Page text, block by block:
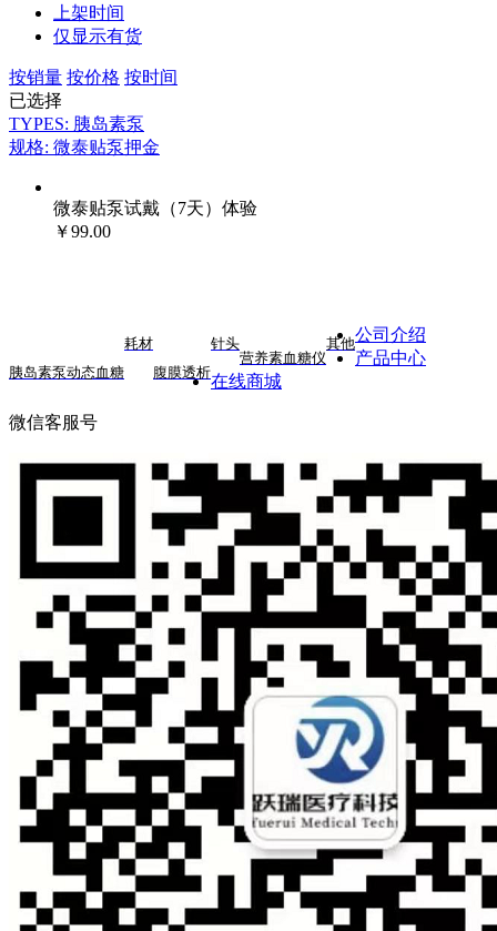
上架时间
仅显示有货
按销量 按价格 按时间
已选择
TYPES: 胰岛素泵
规格: 微泰贴泵押金
微泰贴泵试戴（7天）体验
￥99.00
胰岛素泵动态血糖
耗材
腹膜透析
针头
营养素血糖仪
其他公司介绍
产品中心
在线商城
微信客服号